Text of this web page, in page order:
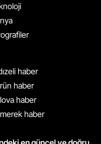
haber
haber
haber
haber